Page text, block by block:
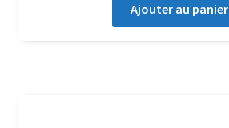
Ajouter au panier